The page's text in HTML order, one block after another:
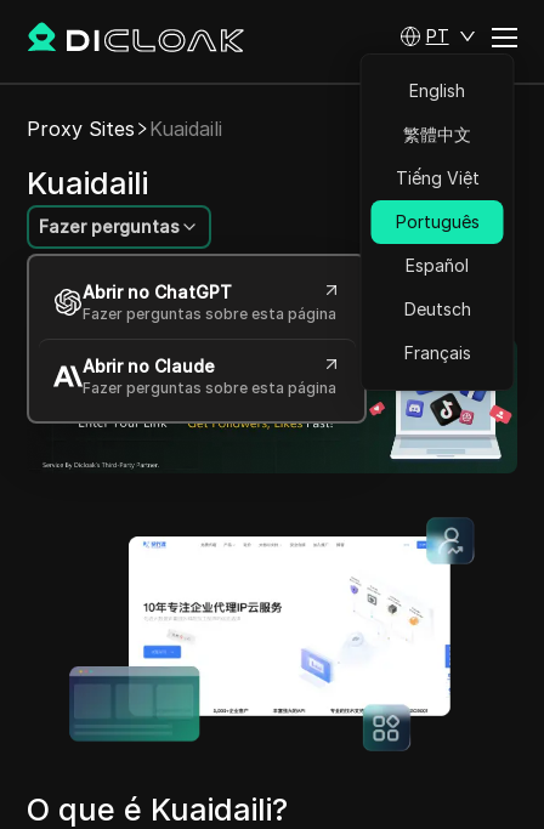
PT
English
繁體中文
Tiếng Việt
Português
Español
Deutsch
Français
Proxy Sites Kuaidaili
Kuaidaili
Fazer perguntas
Abrir no ChatGPT
Fazer perguntas sobre esta página
Abrir no Claude
Fazer perguntas sobre esta página
Proxies de alta qualidade e confiáveis para
diversas tarefas online
O que é Kuaidaili?